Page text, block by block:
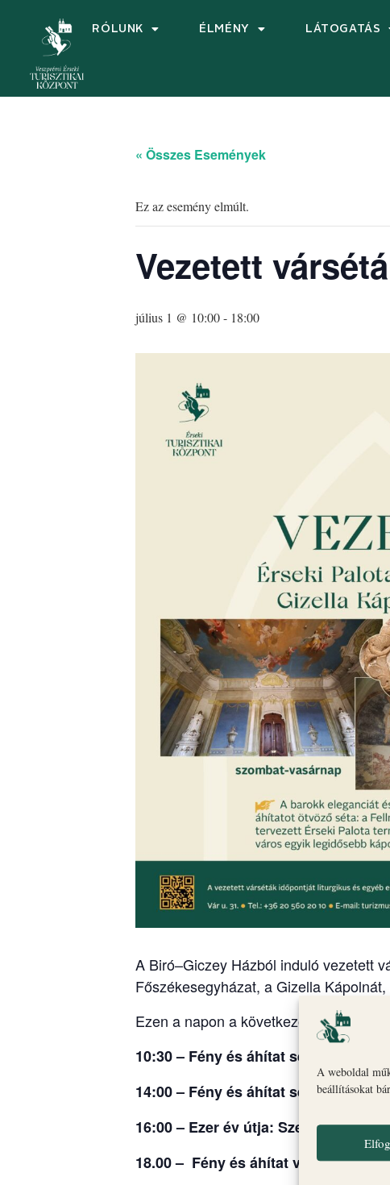
A weboldal
beállításokat
RÓLUNK ÉLMÉNY LÁTOGATÁS
« Összes Események
Ez az esemény elmúlt.
Vezetett
július 1 @ 10:00- 18:00
A Biró–Giczey Házból induló vezetett
Főszékesegyházat, a Gizella
Ezen a napon a következő időpontban
10:30 – Fény és áhítat sétája:
14:00 – Fény és áhítat sétája: Érseki
16:00 – Ezer év útja: Szent Mihály
18.00 – Fény és áhítat vezetett séta